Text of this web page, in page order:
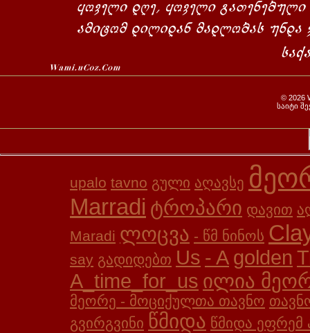
© 2026
საიტი
upalo tavno გული აღავსე
Marradi ტროპარი დავით
Maradi ლოცვა - წმ ნინოს
say გადიდებთ Us - A golden
A_time_for_us ილია
მეორე - მოციქულთა თავნო
გვირგვინი წმიდა წმიდა ეფრემ